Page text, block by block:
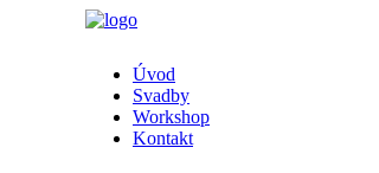
Úvod
Svadby
Workshop
Kontakt